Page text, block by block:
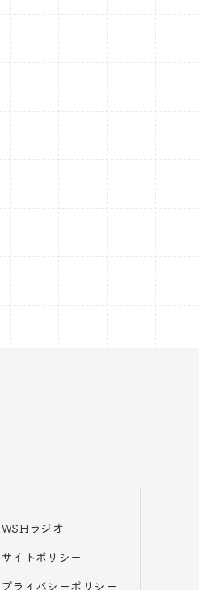
WSHラジオ
サイトポリシー
プライバシーポリシー